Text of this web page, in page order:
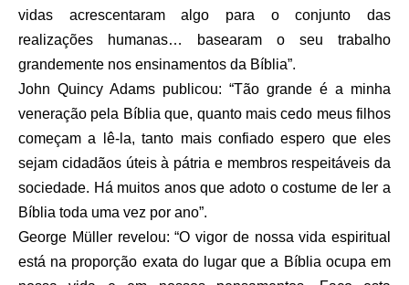
vidas acrescentaram algo para o conjunto das
realizações humanas… basearam o seu trabalho
grandemente nos ensinamentos da Bíblia”.
John Quincy Adams publicou: “Tão grande é a minha
veneração pela Bíblia que, quanto mais cedo meus filhos
começam a lê-la, tanto mais confiado espero que eles
sejam cidadãos úteis à pátria e membros respeitáveis da
sociedade. Há muitos anos que adoto o costume de ler a
Bíblia toda uma vez por ano”.
George Müller revelou: “O vigor de nossa vida espiritual
está na proporção exata do lugar que a Bíblia ocupa em